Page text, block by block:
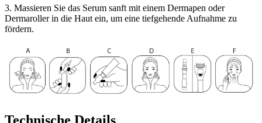
3. Massieren Sie das Serum sanft mit einem Dermapen oder
Dermaroller in die Haut ein, um eine tiefgehende Aufnahme zu
fördern.